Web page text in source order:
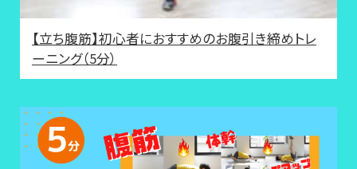
【立ち腹筋】初心者におすすめのお腹引き締めトレ
ーニング（5分）